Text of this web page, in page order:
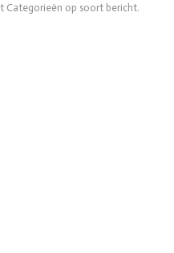
Categorieën op soort bericht.